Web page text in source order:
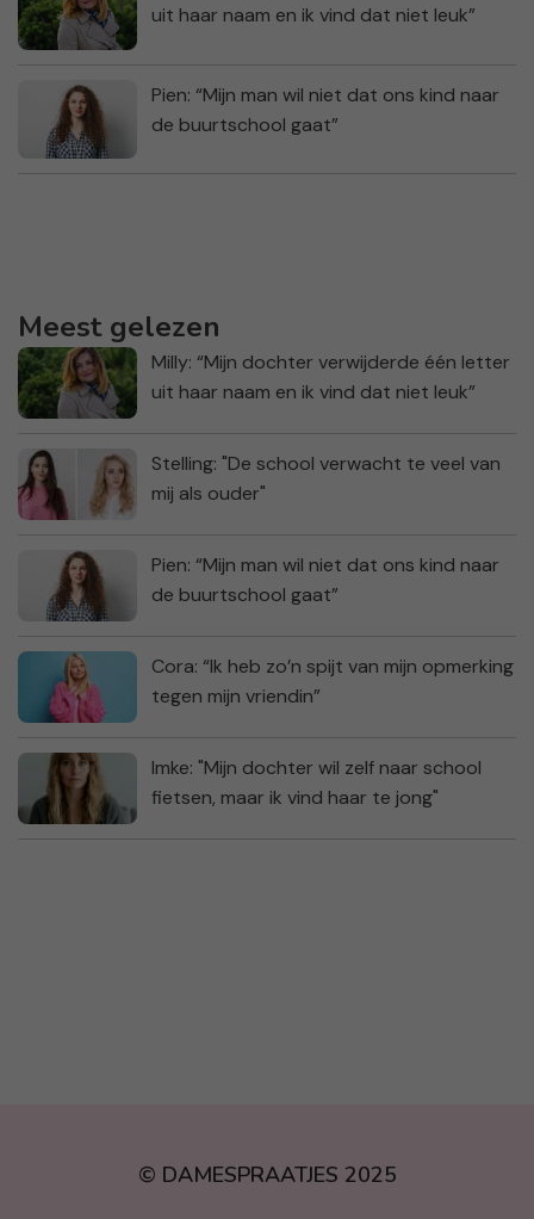
uit haar naam en ik vind dat niet leuk”
Pien: “Mijn man wil niet dat ons kind naar
de buurtschool gaat”
Meest gelezen
Milly: “Mijn dochter verwijderde één letter
uit haar naam en ik vind dat niet leuk”
Stelling: "De school verwacht te veel van
mij als ouder"
Pien: “Mijn man wil niet dat ons kind naar
de buurtschool gaat”
Cora: “Ik heb zo’n spijt van mijn opmerking
tegen mijn vriendin”
Imke: "Mijn dochter wil zelf naar school
fietsen, maar ik vind haar te jong"
© DAMESPRAATJES 2025